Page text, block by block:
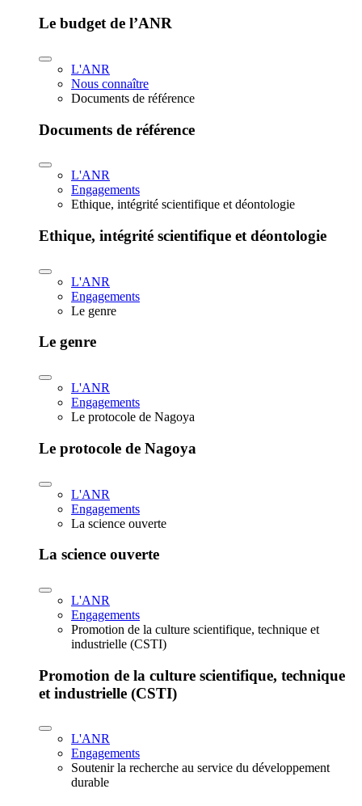
Le budget de l’ANR
L'ANR
Nous connaître
Documents de référence
Documents de référence
L'ANR
Engagements
Ethique, intégrité scientifique et déontologie
Ethique, intégrité scientifique et déontologie
L'ANR
Engagements
Le genre
Le genre
L'ANR
Engagements
Le protocole de Nagoya
Le protocole de Nagoya
L'ANR
Engagements
La science ouverte
La science ouverte
L'ANR
Engagements
Promotion de la culture scientifique, technique et
industrielle (CSTI)
Promotion de la culture scientifique, technique
et industrielle (CSTI)
L'ANR
Engagements
Soutenir la recherche au service du développement
durable